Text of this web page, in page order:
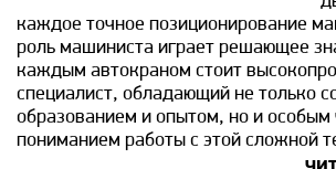
каждое точное позиционирование
роль машиниста играет решающее
каждым автокраном стоит
специалист, обладающий не только
образованием и опытом, но и особым
пониманием работы с этой сложной